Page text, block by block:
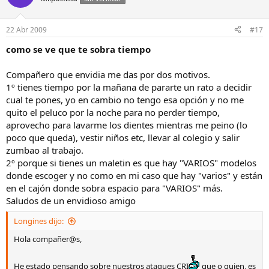
22 Abr 2009 #17
como se ve que te sobra tiempo
Compañero que envidia me das por dos motivos.
1º tienes tiempo por la mañana de pararte un rato a decidir
cual te pones, yo en cambio no tengo esa opción y no me
quito el peluco por la noche para no perder tiempo,
aprovecho para lavarme los dientes mientras me peino (lo
poco que queda), vestir niños etc, llevar al colegio y salir
zumbao al trabajo.
2º porque si tienes un maletin es que hay "VARIOS" modelos
donde escoger y no como en mi caso que hay "varios" y están
en el cajón donde sobra espacio para "VARIOS" más.
Saludos de un envidioso amigo
Longines dijo:
Hola compañer@s,
He estado pensando sobre nuestros ataques CRI
que o quien, es